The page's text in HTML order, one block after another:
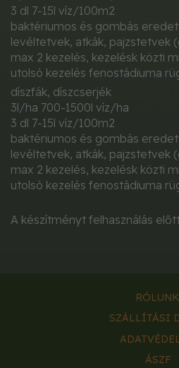
3 dl 7-15l víz/100m2
baktériumos és gombás
levéltetvek, atkák, pajzstetvek
max 2 kezelés, kezelésk közti
utolsó kezelés fenostádiuma
díszfák, díszcserjék
3l/ha 700-1500l víz/ha
3 dl 7-15l víz/100m2
baktériumos és gombás
levéltetvek, atkák, pajzstetvek
max 2 kezelés, kezelésk közti
utolsó kezelés fenostádiuma
A készítményt felhasználás
RÓLUNK
SZÁLLÍTÁSI
ÁSZF